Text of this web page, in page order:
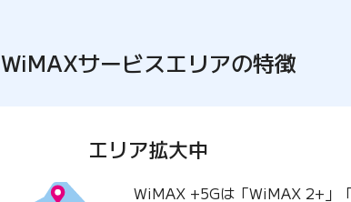
WiMAXサービスエリアの特徴
エリア拡大中
WiMAX +5Gは「WiMAX 2+」